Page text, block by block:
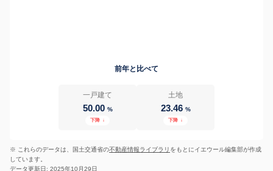
前年と比べて
一戸建て
50.00 %
下降 ↓
土地
23.46 %
下降 ↓
※ これらのデータは、国土交通省の不動産情報ライブラリ をもとにイエウール編集部が作成
しています。
データ更新日: 2025年10月29日